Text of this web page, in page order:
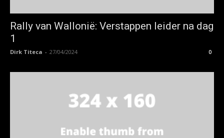
Rally van Wallonië: Verstappen leider na dag
1
Dirk Titeca - 27/04/2024 0